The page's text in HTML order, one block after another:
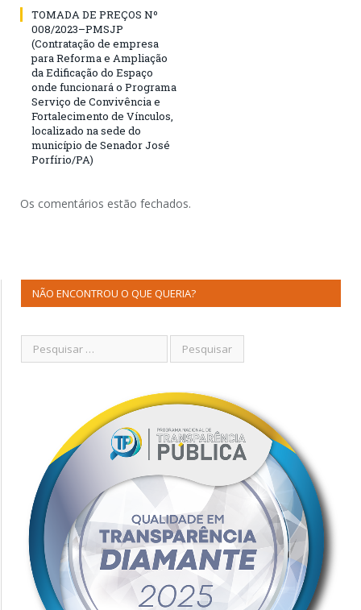
TOMADA DE PREÇOS Nº
008/2023–PMSJP
(Contratação de empresa
para Reforma e Ampliação
da Edificação do Espaço
onde funcionará o Programa
Serviço de Convivência e
Fortalecimento de Vínculos,
localizado na sede do
município de Senador José
Porfírio/PA)
Os comentários estão fechados.
NÃO ENCONTROU O QUE QUERIA?